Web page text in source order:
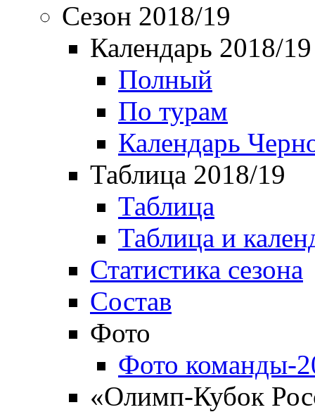
Сезон 2018/19
Календарь 2018/19
Полный
По турам
Календарь
Таблица 2018/19
Таблица
Таблица и
Статистика сезона
Состав
Фото
Фото команды-
«Олимп-Кубок